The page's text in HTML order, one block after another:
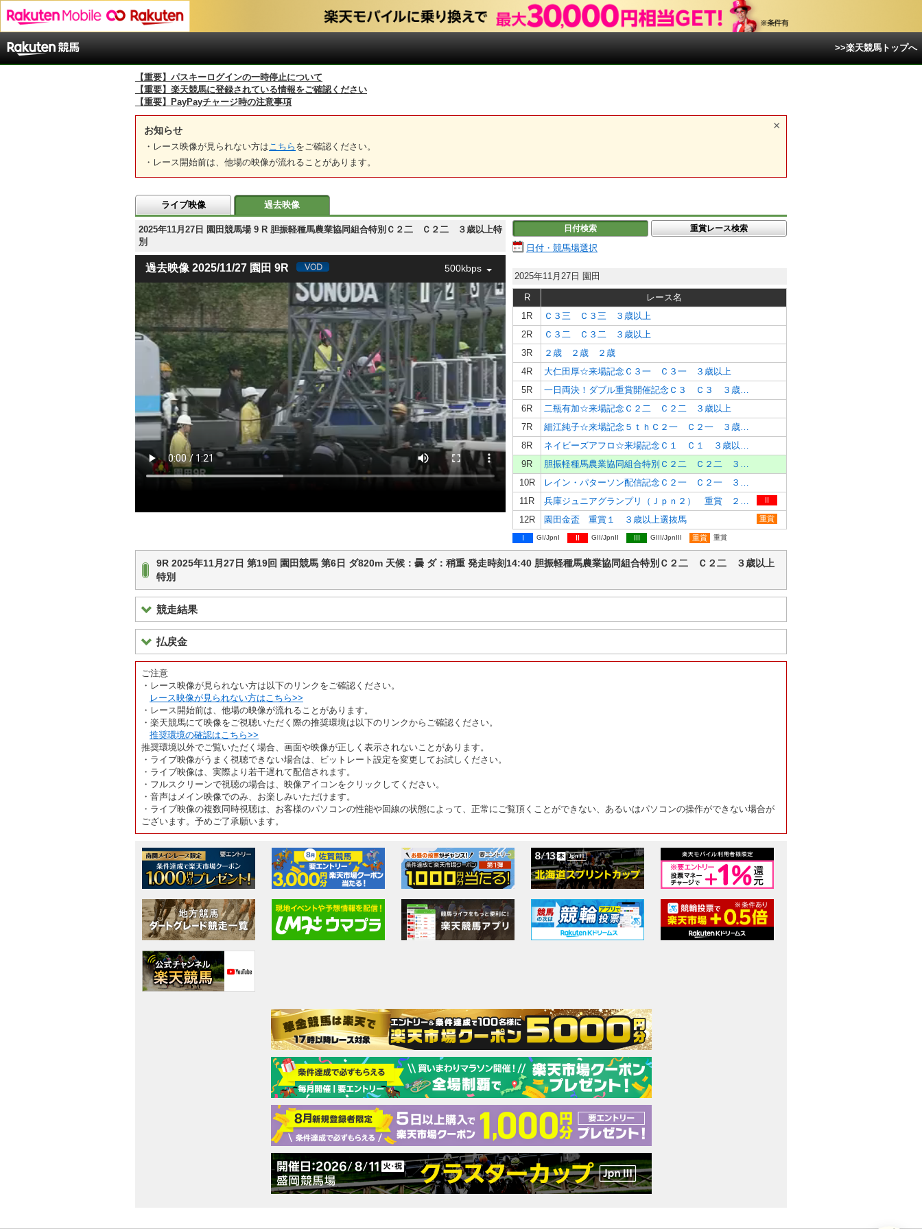
>>楽天競馬トップへ
【重要】パスキーログインの一時停止について
【重要】楽天競馬に登録されている情報をご確認ください
【重要】PayPayチャージ時の注意事項
お知らせ
・レース映像が見られない方は こちら をご確認ください。
・レース開始前は、他場の映像が流れることがあります。
ライブ映像 過去映像
2025年11月27日 園田競馬場 9 R 胆振軽種馬農業協同組合特別Ｃ２二 Ｃ２二 ３歳以上特
別
過去映像 2025/11/27 園田 9R 500kbps
日付検索 重賞レース検索
日付・競馬場選択
2025年11月27日 園田
R
レース名
1R
Ｃ３三 Ｃ３三 ３歳以上
2R
Ｃ３二 Ｃ３二 ３歳以上
3R
２歳 ２歳 ２歳
4R
大仁田厚☆来場記念Ｃ３一 Ｃ３一 ３歳以上
5R
6R
二瓶有加☆来場記念Ｃ２二 Ｃ２二 ３歳以上
7R
8R
9R
10R
11R
II
12R 園田金盃 重賞１ ３歳以上選抜馬 重賞
I GI/JpnI II GII/JpnII III GIII/JpnIII 重賞 重賞
9R 2025年11月27日 第19回 園田競馬 第6日 ダ820m 天候：曇 ダ：稍重 発走時刻14:40 胆振軽種馬農業協同組合特別Ｃ２二 Ｃ２二 ３歳以上
特別
競走結果
払戻金
ご注意
・レース映像が見られない方は以下のリンクをご確認ください。
レース映像が見られない方はこちら>>
・レース開始前は、他場の映像が流れることがあります。
・楽天競馬にて映像をご視聴いただく際の推奨環境は以下のリンクからご確認ください。
推奨環境の確認はこちら>>
推奨環境以外でご覧いただく場合、画面や映像が正しく表示されないことがあります。
・ライブ映像がうまく視聴できない場合は、ビットレート設定を変更してお試しください。
・ライブ映像は、実際より若干遅れて配信されます。
・フルスクリーンで視聴の場合は、映像アイコンをクリックしてください。
・音声はメイン映像でのみ、お楽しみいただけます。
・ライブ映像の複数同時視聴は、お客様のパソコンの性能や回線の状態によって、正常にご覧頂くことができない、あるいはパソコンの操作ができない場合が
ございます。予めご了承願います。